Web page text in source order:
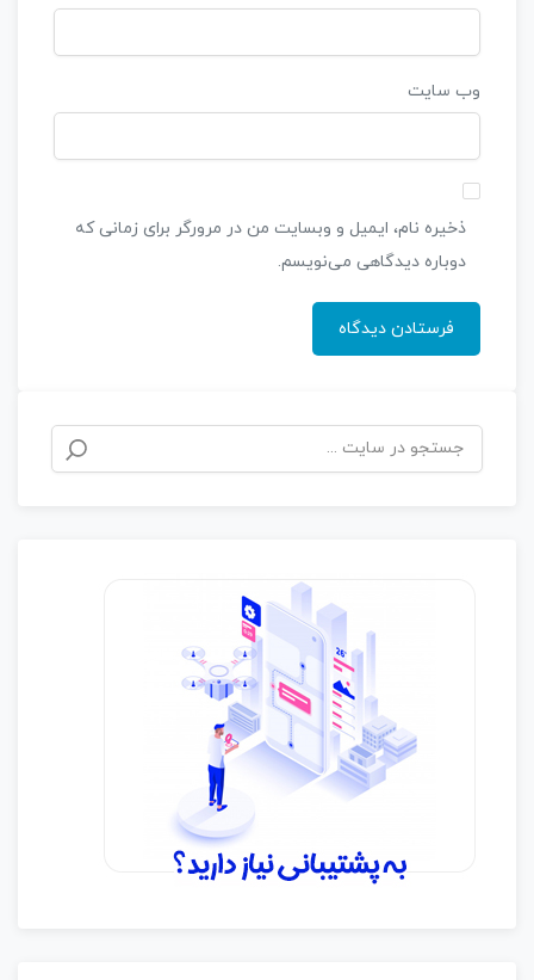
وب‌ سایت
ذخیره نام، ایمیل و وبسایت من در مرورگر برای زمانی که
دوباره دیدگاهی می‌نویسم.